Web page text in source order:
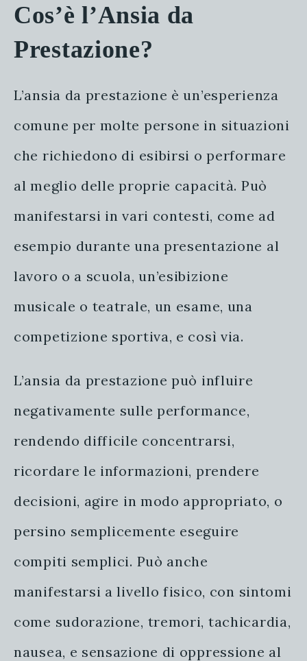
Cos’è l’Ansia da
Prestazione?
L’ansia da prestazione è un’esperienza
comune per molte persone in situazioni
che richiedono di esibirsi o performare
al meglio delle proprie capacità. Può
manifestarsi in vari contesti, come ad
esempio durante una presentazione al
lavoro o a scuola, un’esibizione
musicale o teatrale, un esame, una
competizione sportiva, e così via.
L’ansia da prestazione può influire
negativamente sulle performance,
rendendo difficile concentrarsi,
ricordare le informazioni, prendere
decisioni, agire in modo appropriato, o
persino semplicemente eseguire
compiti semplici. Può anche
manifestarsi a livello fisico, con sintomi
come sudorazione, tremori, tachicardia,
nausea, e sensazione di oppressione al